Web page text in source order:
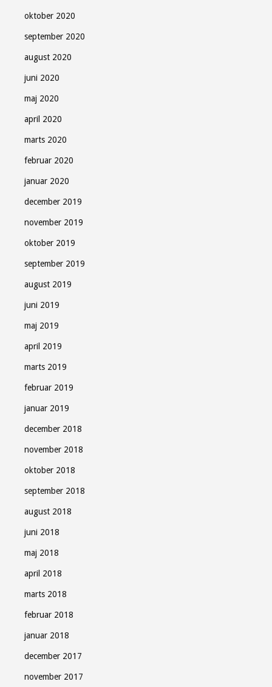
oktober 2020
september 2020
august 2020
juni 2020
maj 2020
april 2020
marts 2020
februar 2020
januar 2020
december 2019
november 2019
oktober 2019
september 2019
august 2019
juni 2019
maj 2019
april 2019
marts 2019
februar 2019
januar 2019
december 2018
november 2018
oktober 2018
september 2018
august 2018
juni 2018
maj 2018
april 2018
marts 2018
februar 2018
januar 2018
december 2017
november 2017